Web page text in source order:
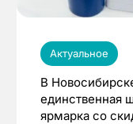
Актуальное
В
единственная
ярмарка со